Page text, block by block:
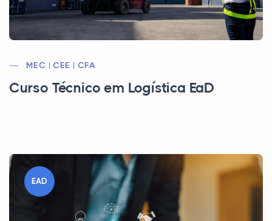
MEC | CEE | CFA
Curso Técnico em Logística EaD
EAD